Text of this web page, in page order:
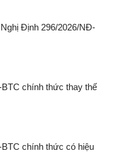
Định 296/2026/NĐ-
chính thức thay thế
chính thức có hiệu